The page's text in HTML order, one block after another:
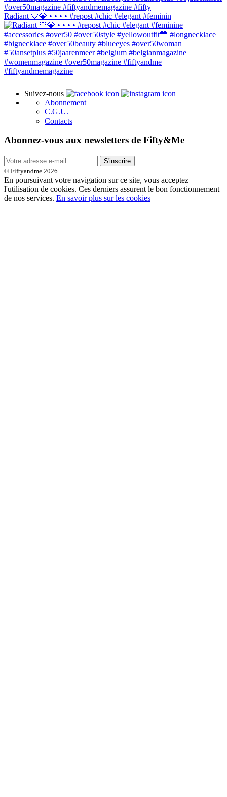
Radiant 💛💎 • • • • #repost #chic #elegant #feminin
Suivez-nous
Abonnement
C.G.U.
Contacts
Abonnez-vous aux newsletters de Fifty&Me
S'inscrire
© Fiftyandme 2026
En poursuivant votre navigation sur ce site, vous acceptez
l'utilisation de cookies. Ces derniers assurent le bon fonctionnement
de nos services. En savoir plus sur les cookies